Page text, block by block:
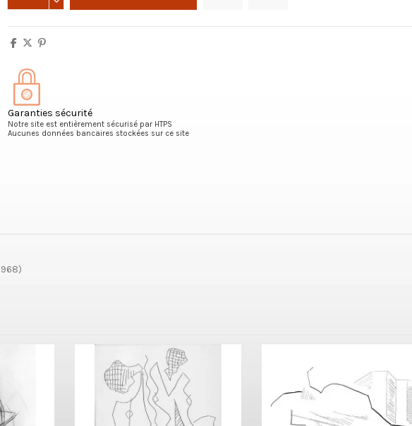
Garanties sécurité
Notre site est entièrement sécurisé par HTPS
Aucunes données bancaires stockées sur ce site